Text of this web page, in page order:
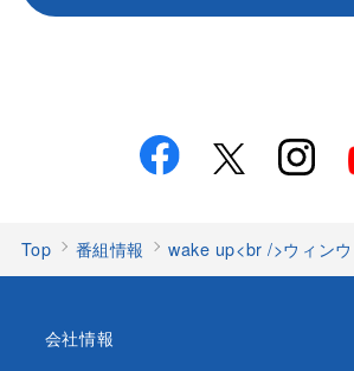
Top 番組情報 wake up<br />ウィン
会社情報